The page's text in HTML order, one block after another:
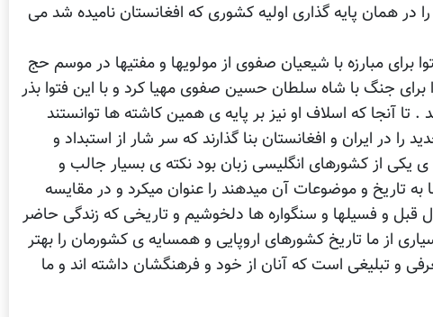
در همان پایه گذاری اولیه کشوری که افغانستان نامیده شد می
برای مبارزه با شیعیان صفوی از مولویها و مفتیها در موسم حج
میلادی خود را برای جنگ با شاه سلطان حسین صفوی مهیا کرد و با این فتوا بذر
آنجا که اسلاف او نیز بر پایه ی همین کاشته ها توانستند
در ایران و افغانستان بنا گذارند که سر شار از استبداد و
از کشورهای انگلیسی زبان بود نکته ی بسیار جالب و
به تاریخ و موضوعات آن میدهند را عنوان میکرد و در مقایسه
قبل و فسیلها و سنگواره ها دلخوشیم و تاریخی که زندگی حاضر
از ما تاریخ کشورهای اروپایی و همسایه ی کشورمان را بهتر
و تبلیغی است که آنان از خود و فرهنگشان داشته اند و ما